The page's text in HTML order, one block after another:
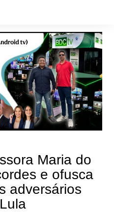
Maria do
e ofusca
adversários